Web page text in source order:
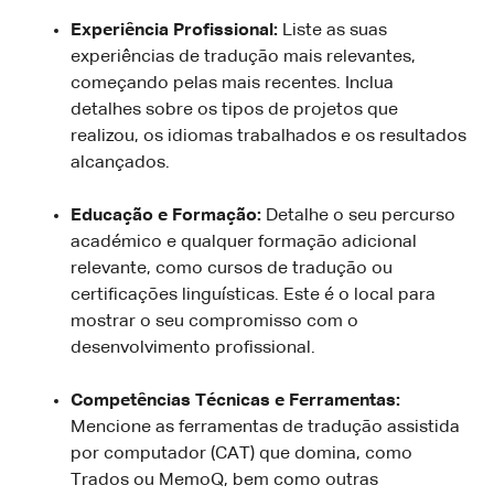
Experiência Profissional: Liste as suas
experiências de tradução mais relevantes,
começando pelas mais recentes. Inclua
detalhes sobre os tipos de projetos que
realizou, os idiomas trabalhados e os resultados
alcançados.
Educação e Formação: Detalhe o seu percurso
académico e qualquer formação adicional
relevante, como cursos de tradução ou
certificações linguísticas. Este é o local para
mostrar o seu compromisso com o
desenvolvimento profissional.
Competências Técnicas e Ferramentas:
Mencione as ferramentas de tradução assistida
por computador (CAT) que domina, como
Trados ou MemoQ, bem como outras